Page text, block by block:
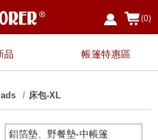
(0)
品 帳篷特惠區
床包-XL
鋁箔墊、野餐墊-中帳篷